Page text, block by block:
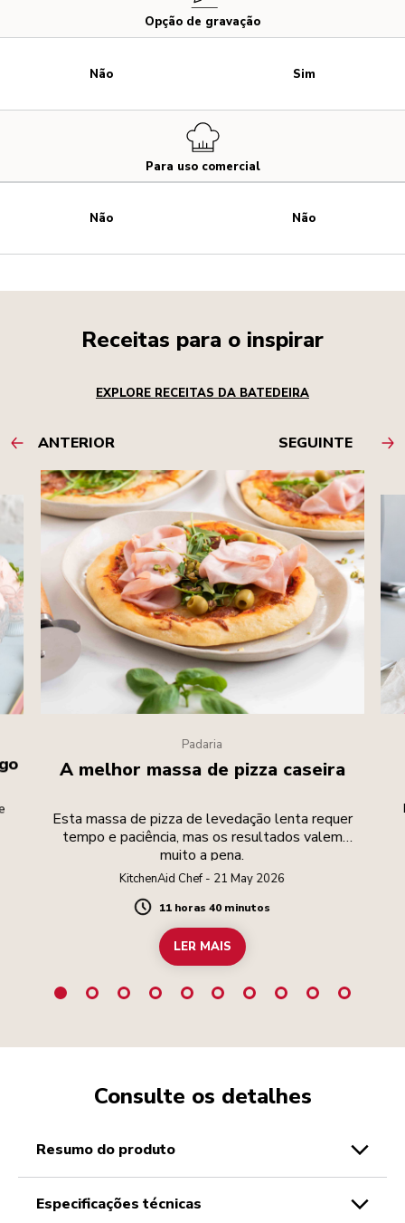
Opção de gravação
Para uso comercial
Não
Não
Sim
Não
Receitas para o inspirar
EXPLORE RECEITAS DA BATEDEIRA
ANTERIOR SEGUINTE
Padaria
A melhor massa de pizza caseira
Esta massa de pizza de levedação lenta requer
tempo e paciência, mas os resultados valem
muito a pena.
KitchenAid Chef - 21 May 2026
Duration
11 horas 40 minutos
LER MAIS
Consulte os detalhes
resumo do produto
especificações técnicas